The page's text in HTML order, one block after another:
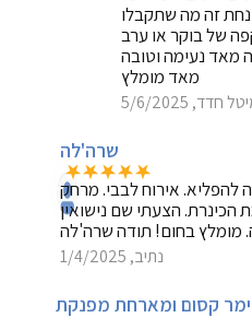
זה מה שתקבלו
של בוקר או ערב
מאד נעימה וטובה
מאד מומלץ
חדד, 5/6/2025
שרה'לה
אירוח לבבי. מרחק
הכינרת. הצעתי שם נישואין
מומלץ בחום! תודה שרה'לה
נתיב, 1/4/2025
קסום ומארחת מפנקת